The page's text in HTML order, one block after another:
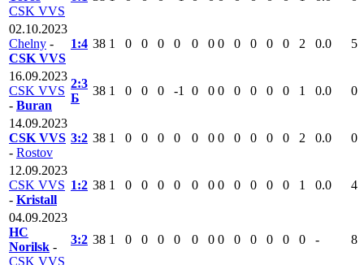
CSK VVS
02.10.2023
Chelny -
CSK VVS
1:4 38 1 0 0 0 0 0 0 0 0 0 0 0 2 0.0 5
16.09.2023
CSK VVS
- Buran
2:3
Б
38 1 0 0 0 -1 0 0 0 0 0 0 0 1 0.0 0
14.09.2023
CSK VVS
- Rostov
3:2 38 1 0 0 0 0 0 0 0 0 0 0 0 2 0.0 0
12.09.2023
CSK VVS
- Kristall
1:2 38 1 0 0 0 0 0 0 0 0 0 0 0 1 0.0 4
04.09.2023
HC
Norilsk -
CSK VVS
3:2 38 1 0 0 0 0 0 0 0 0 0 0 0 0 - 8